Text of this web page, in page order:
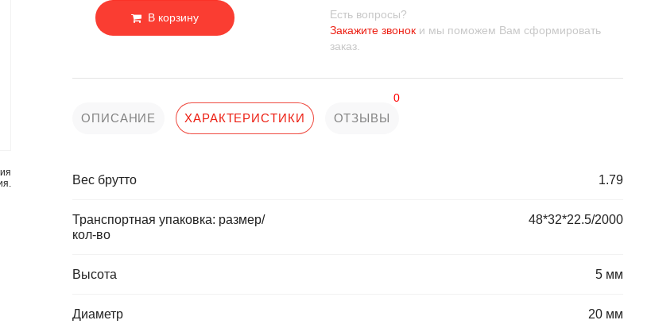
В корзину
Есть вопросы?
Закажите звоноки мы поможем Вам сформировать
заказ.
ОПИСАНИЕ ХАРАКТЕРИСТИКИ ОТЗЫВЫ
0
Вес брутто 1.79
Транспортная упаковка: размер/
кол-во
48*32*22.5/2000
Высота 5 мм
Диаметр 20 мм